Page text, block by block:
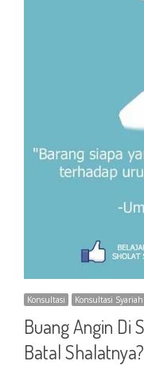
Konsultasi Konsultasi Syariah
Buang Angin Di
Batal Shalatnya?